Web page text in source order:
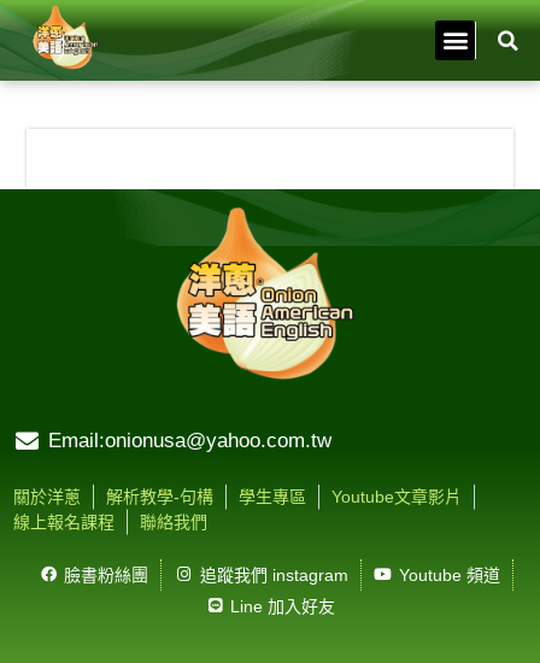
Email:onionusa@yahoo.com.tw
關於洋蔥 解析教學-句構 學生專區
Youtube文章影片
線上報名課程
聯絡我們
臉書粉絲團 追蹤我們 instagram
Youtube 頻道
Line 加入好友